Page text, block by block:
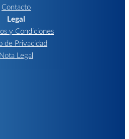
Contacto
Legal
y Condiciones
de Privacidad
Nota Legal